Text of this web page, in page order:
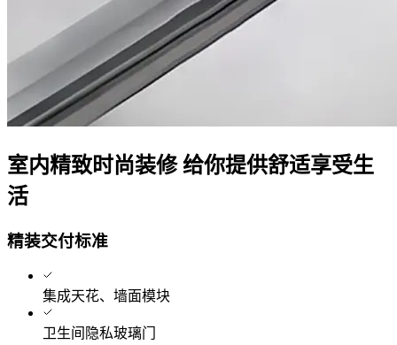
室内精致时尚装修 给你提供舒适享受生
活
精装交付标准
集成天花、墙面模块
卫生间隐私玻璃门